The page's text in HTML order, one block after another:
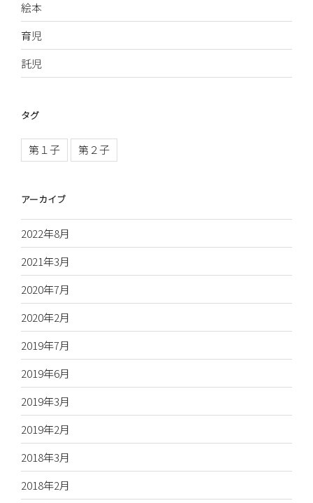
絵本
育児
託児
タグ
第１子 第２子
アーカイブ
2022年8月
2021年3月
2020年7月
2020年2月
2019年7月
2019年6月
2019年3月
2019年2月
2018年3月
2018年2月